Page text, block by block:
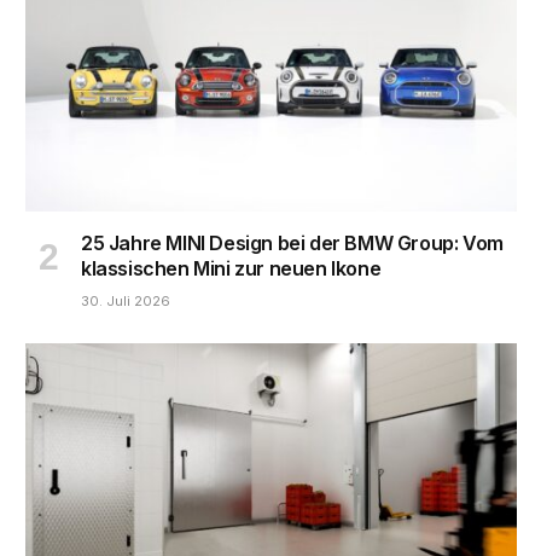
25 Jahre MINI Design bei der BMW Group: Vom
klassischen Mini zur neuen Ikone
30. Juli 2026